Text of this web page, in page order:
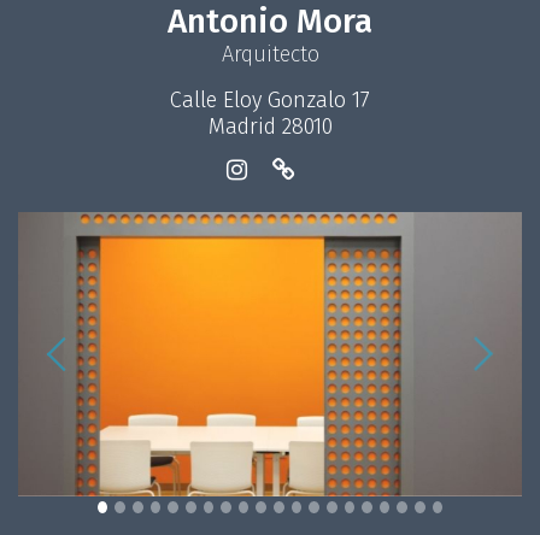
Antonio Mora
Arquitecto
Calle Eloy Gonzalo 17
Madrid 28010